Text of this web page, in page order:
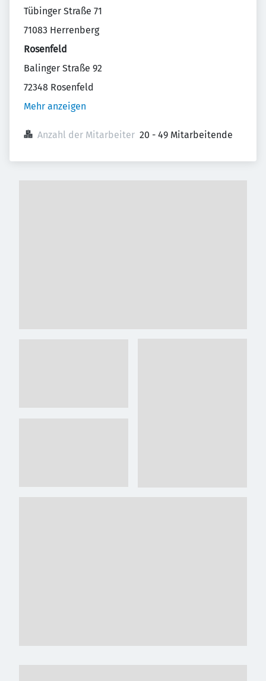
Tübinger Straße 71
71083 Herrenberg
Rosenfeld
Balinger Straße 92
72348 Rosenfeld
Mehr anzeigen
Anzahl der Mitarbeiter 20 - 49 Mitarbeitende